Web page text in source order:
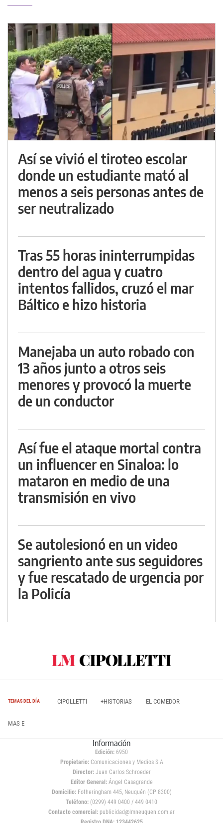
Así se vivió el tiroteo escolar
donde un estudiante mató al
menos a seis personas antes de
ser neutralizado
Tras 55 horas ininterrumpidas
dentro del agua y cuatro
intentos fallidos, cruzó el mar
Báltico e hizo historia
Manejaba un auto robado con
13 años junto a otros seis
menores y provocó la muerte
de un conductor
Así fue el ataque mortal contra
un influencer en Sinaloa: lo
mataron en medio de una
transmisión en vivo
Se autolesionó en un video
sangriento ante sus seguidores
y fue rescatado de urgencia por
la Policía
TEMAS DEL DÍA CIPOLLETTI +HISTORIAS EL COMEDOR
MAS E
Información
Edición: 6950
Propietario:Comunicaciones y Medios S.A
Director: Juan Carlos Schroeder
Editor General:Ángel Casagrande
Domicilio:Fotheringham 445, Neuquén (CP 8300)
Teléfono: (0299) 449 0400 / 449 0410
Contacto comercial: publicidad@lmneuquen.com.ar